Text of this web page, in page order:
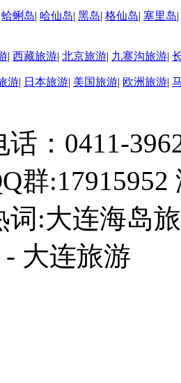
蛤蜊岛| 哈仙岛| 黑岛| 格仙岛| 塞里岛|
| 西藏旅游| 北京旅游| 九寨沟旅游|
游| 日本旅游| 美国旅游| 欧洲旅游|
：0411-
群
词:大连海岛
大连旅游